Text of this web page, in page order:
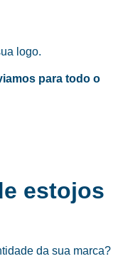
logo.
para todo o
estojos
da sua marca?